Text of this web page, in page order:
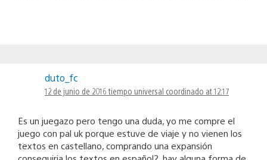
duto_fc
12 de junio de 2016 tiempo universal coordinado at 12:17
Es un juegazo pero tengo una duda, yo me compre el
juego con pal uk porque estuve de viaje y no vienen los
textos en castellano, comprando una expansión